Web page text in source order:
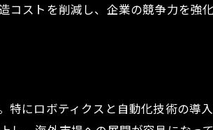
技術と人材育成の重要性
の選定と溶接技術の相性
ストを削減し、企業の競争力を強
にロボティクスと自動化技術の導